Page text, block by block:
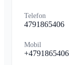
Telefon
4791865406
Mobil
+4791865406